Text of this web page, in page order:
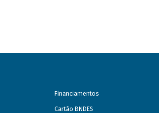
Financiamentos
Cartão BNDES